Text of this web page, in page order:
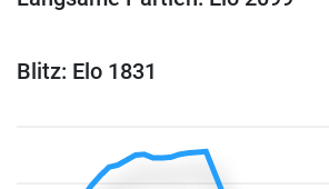
Blitz: Elo 1831